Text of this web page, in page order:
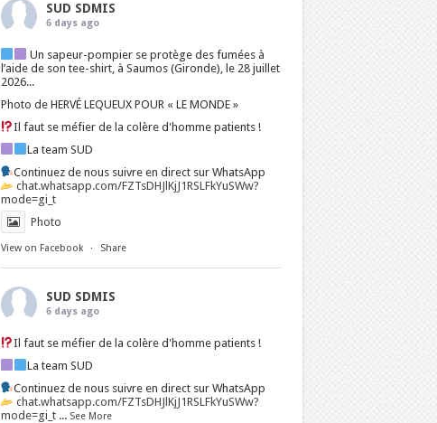
SUD SDMIS
6 days ago
Un sapeur-pompier se protège des fumées à
l’aide de son tee-shirt, à Saumos (Gironde), le 28 juillet
2026...
Photo de HERVÉ LEQUEUX POUR « LE MONDE »
Il faut se méfier de la colère d'homme patients !
La team SUD
Continuez de nous suivre en direct sur WhatsApp
chat.whatsapp.com/FZTsDHJlKjJ1RSLFkYuSWw?
mode=gi_t
Photo
View on Facebook · Share
SUD SDMIS
6 days ago
Il faut se méfier de la colère d'homme patients !
La team SUD
Continuez de nous suivre en direct sur WhatsApp
chat.whatsapp.com/FZTsDHJlKjJ1RSLFkYuSWw?
mode=gi_t ... See More